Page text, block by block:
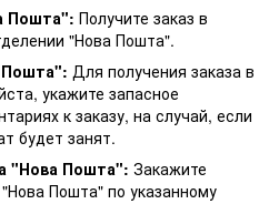
Пошта": Получите заказ в
"Нова Пошта".
Пошта": Для получения заказа в
укажите запасное
к заказу, на случай, если
будет занят.
"Нова Пошта": Закажите
Пошта" по указанному